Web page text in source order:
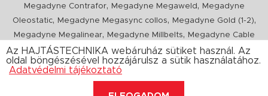
Megadyne Contrafor, Megadyne Megaweld ,
Megadyne
Oleostatic, Megadyne Megasync collos, Megadyne Gold (1-2),
Megadyne Megalinear, Megadyne Millbelts,
Megadyne Cable
Pull, PIX X'Ceed,Megadyne Pull Down, Optibelt VB,Mitsuboshi
ConCar,Megadyne Megarib ,PIX HARVESTER,Urgent
Az HAJTÁSTECHNIKA webáruház sütiket használ. Az
oldal böngészésével hozzájárulsz a sütik használatához.
Adatvédelmi tájékoztató